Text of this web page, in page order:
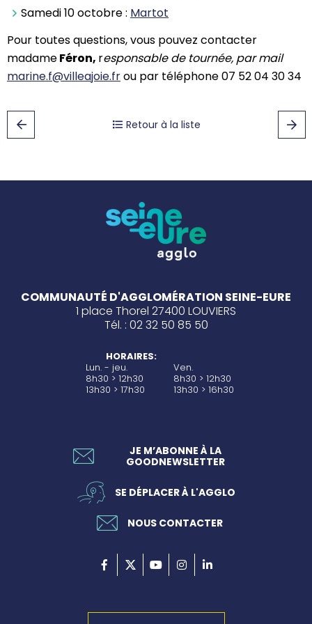
Samedi 10 octobre : Martot
Pour toutes questions, vous pouvez contacter
madameFéron, responsable de tournée, par mail
marine.f@villeajoie.frou par téléphone 07 52 04 30 34
Retour à la liste
COMMUNAUTÉ D'AGGLOMÉRATION SEINE-EURE
1 place Thorel 27400 LOUVIERS
Tél. : 02 32 50 85 50
HORAIRES:
Lun. - jeu.
8h30 > 12h30
13h30 > 17h30
Ven.
8h30 > 12h30
13h30 > 16h30
JE M’ABONNE À LA
GOODNEWSLETTER
SE DÉPLACER À L'AGGLO
NOUS CONTACTER